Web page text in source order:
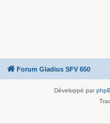
Forum Gladius SFV 650
Développé par